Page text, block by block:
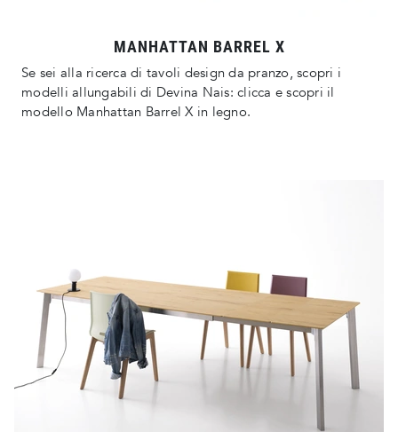
MANHATTAN BARREL X
Se sei alla ricerca di tavoli design da pranzo, scopri i
modelli allungabili di Devina Nais: clicca e scopri il
modello Manhattan Barrel X in legno.